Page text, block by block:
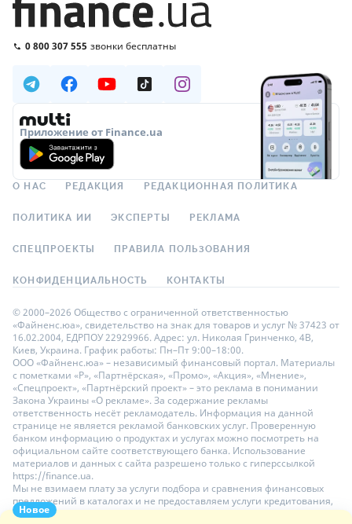
Новое
0 800 307 555 звонки бесплатны
Приложение от Finance.ua
О НАС РЕДАКЦИЯ РЕДАКЦИОННАЯ ПОЛИТИКА
ПОЛИТИКА ИИ ЭКСПЕРТЫ РЕКЛАМА
СПЕЦПРОЕКТЫ ПРАВИЛА ПОЛЬЗОВАНИЯ
КОНФИДЕНЦИАЛЬНОСТЬ КОНТАКТЫ
© 2000–2026 Общество с ограниченной ответственностью
«Файненс.юа», свидетельство на знак для товаров и услуг № 37423 от
16.02.2004, ЕДРПОУ 22929966. Адрес: ул. Николая Гринченко, 4В,
Киев, Украина. График работы: Пн–Пт 9:00–18:00.
ООО «Файненс.юа» – независимый финансовый портал. Материалы
с пометками «Р», «Партнёрская», «Промо», «Акция», «Мнение»,
«Спецпроект», «Партнёрский проект» – это реклама в понимании
Закона Украины «О рекламе». За содержание рекламы
ответственность несёт рекламодатель. Информация на данной
странице не является рекламой банковских услуг. Проверенную
банком информацию о продуктах и услугах можно посмотреть на
официальном сайте соответствующего банка. Использование
материалов и данных с сайта разрешено только с гиперссылкой
https://finance.ua.
Мы не взимаем плату за услуги подбора и сравнения финансовых
предложений в каталогах и не предоставляем услуги кредитования,
размещения депозитов и страхования. Ваши личные данные на